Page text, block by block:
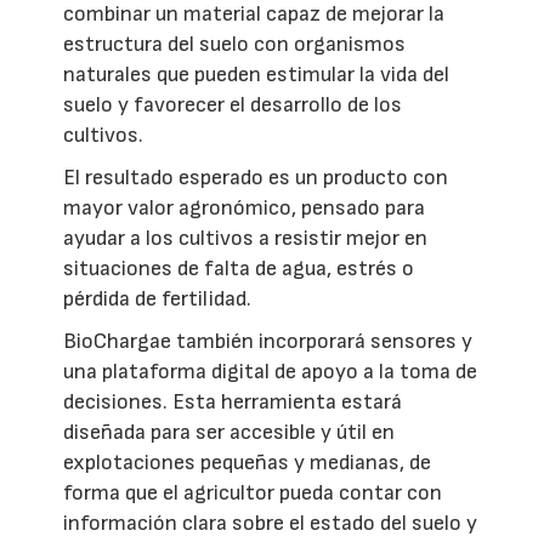
combinar un material capaz de mejorar la
estructura del suelo con organismos
naturales que pueden estimular la vida del
suelo y favorecer el desarrollo de los
cultivos.
El resultado esperado es un producto con
mayor valor agronómico, pensado para
ayudar a los cultivos a resistir mejor en
situaciones de falta de agua, estrés o
pérdida de fertilidad.
BioChargae también incorporará sensores y
una plataforma digital de apoyo a la toma de
decisiones. Esta herramienta estará
diseñada para ser accesible y útil en
explotaciones pequeñas y medianas, de
forma que el agricultor pueda contar con
información clara sobre el estado del suelo y